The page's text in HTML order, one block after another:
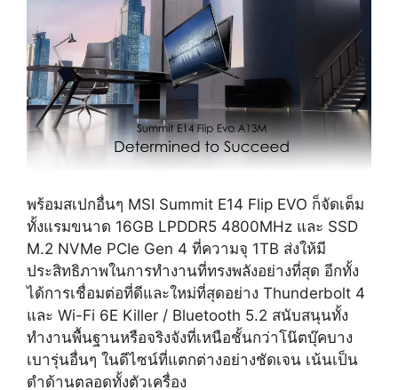
พร้อมสเปกอื่นๆ MSI Summit E14 Flip EVO ก็จัดเต็ม
ทั้งแรมขนาด 16GB LPDDR5 4800MHz และ SSD
M.2 NVMe PCIe Gen 4 ที่ความจุ 1TB ส่งให้มี
ประสิทธิภาพในการทำงานที่ทรงพลังอย่างที่สุด อีกทั้ง
ได้การเชื่อมต่อที่ดีและใหม่ที่สุดอย่าง Thunderbolt 4
และ Wi-Fi 6E Killer / Bluetooth 5.2 สนับสนุนทั้ง
ทำงานพื้นฐานหรือจริงจังที่เหนือชั้นกว่าโน๊ตบุ๊คบาง
เบารุ่นอื่นๆ ในดีไซน์ที่แตกต่างอย่างชัดเจน เน้นเป็น
ดำด้านตลอดทั้งตัวเครื่อง